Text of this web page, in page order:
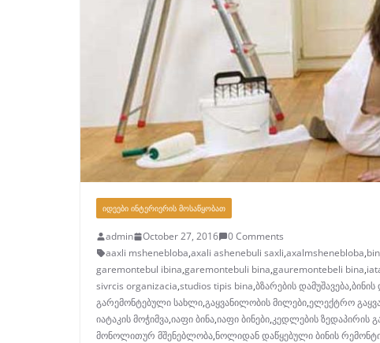
ᲘᲓᲔᲔᲑᲘ ᲘᲜᲢᲔᲠᲘᲔᲠᲘᲡ ᲛᲝᲡᲐᲬᲧᲝᲑᲐᲗ
admin October 27, 2016
0 Comments
aaxli mshenebloba,axali ashenebuli saxli,axalmshenebloba,
garemontebul ibina,garemontebuli bina,gauremontebeli bina,
sivrcis organizacia,studios tipis bina,ბზარების დამუშავება,
გარემონტებული სახლი,გაყვანილობის მილები,ელექტრო
იატაკის მოჭიმვა,იაფი ბინა,იაფი ბინები,კედლების ზედაპირის
მონოლითურ მშენებლობა,ნოლიდან დაწყებული ბინის